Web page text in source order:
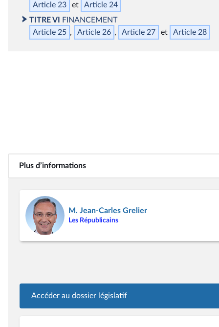
Article 23
Article 24
TITRE VI
FINANCEMENT
Article 25
Article 26 Article 27 Article 28
Plus d’informations
M. Jean-Carles Grelier
Les Républicains
Accéder au dossier législatif